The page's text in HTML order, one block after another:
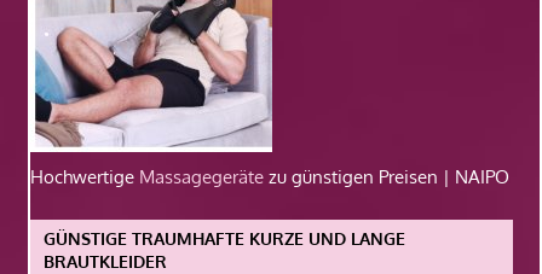
Hochwertige Massagegeräte zu günstigen Preisen | NAIPO
GÜNSTIGE TRAUMHAFTE KURZE UND LANGE
BRAUTKLEIDER